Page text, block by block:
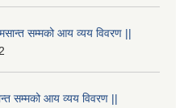
सम्मको आय व्यय विवरण ||
सम्मको आय व्यय विवरण ||